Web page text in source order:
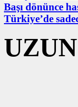
Başı dönünce
Türkiye’de